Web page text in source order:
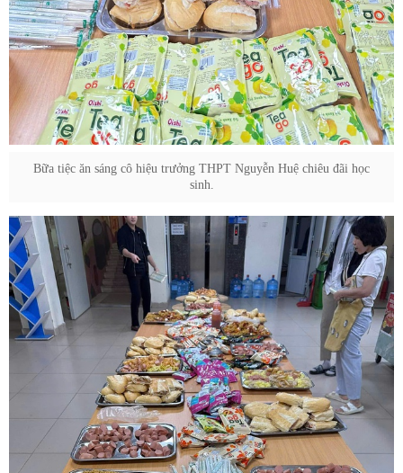
Bữa tiệc ăn sáng cô hiệu trưởng THPT Nguyễn Huệ chiêu đãi học
sinh.